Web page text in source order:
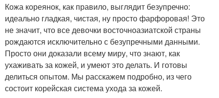
Кожа кореянок, как правило, выглядит безупречно:
идеально гладкая, чистая, ну просто фарфоровая! Это
не значит, что все девочки восточноазиатской страны
рождаются исключительно с безупречными данными.
Просто они доказали всему миру, что знают, как
ухаживать за кожей, и умеют это делать. И готовы
делиться опытом. Мы расскажем подробно, из чего
состоит корейская система ухода за кожей.